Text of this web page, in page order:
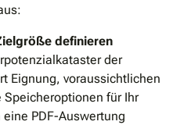
definieren
der
Eignung, voraussichtlichen
für Ihr
PDF-Auswertung